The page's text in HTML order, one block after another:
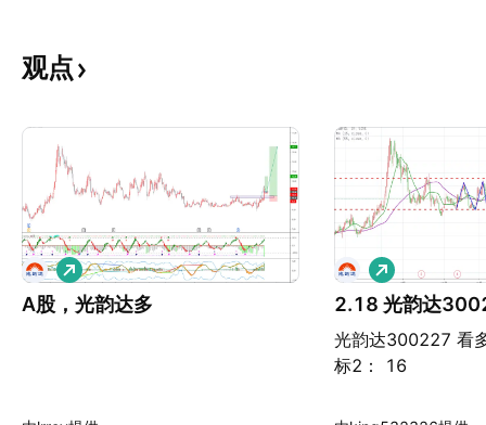
观点
A股，光韵达多
做
多
光韵达300227 看
标2： 16
做
多